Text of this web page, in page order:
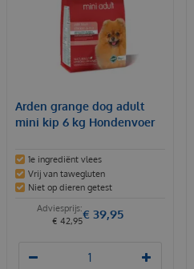
Arden grange dog adult
mini kip 6 kg Hondenvoer
1e ingrediënt vlees
Vrij van tawegluten
Niet op dieren getest
€ 42,95€ 39,95